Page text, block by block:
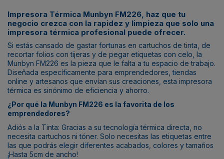
Impresora Térmica Munbyn FM226, haz que tu
negocio crezca con la rapidez y limpieza que solo una
impresora térmica profesional puede ofrecer.
Si estás cansado de gastar fortunas en cartuchos de tinta, de
recortar folios con tijeras y de pegar etiquetas con celo, la
Munbyn FM226 es la pieza que le falta a tu espacio de trabajo.
Diseñada específicamente para emprendedores, tiendas
online y artesanos que envían sus creaciones, esta impresora
térmica es sinónimo de eficiencia y ahorro.
¿Por qué la Munbyn FM226 es la favorita de los
emprendedores?
Adiós a la Tinta: Gracias a su tecnología térmica directa, no
necesita cartuchos ni tóner. Solo necesitas las etiquetas entre
las que podrás elegir diferentes acabados, colores y tamaños
¡Hasta 5cm de ancho!